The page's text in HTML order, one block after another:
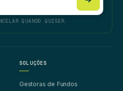
QUANDO QUISER.
SOLUÇÕES
Gestoras de Fundos